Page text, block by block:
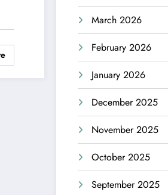
March 2026
February 2026
January 2026
December 2025
November 2025
October 2025
September 2025